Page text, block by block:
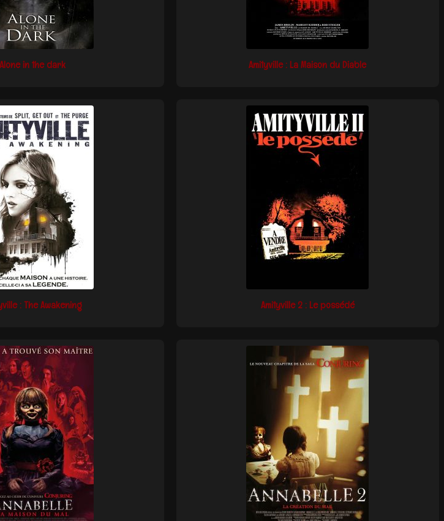
Alone in the dark Amityville : La Maison du Diable
: The Awakening Amityville 2 : Le possédé